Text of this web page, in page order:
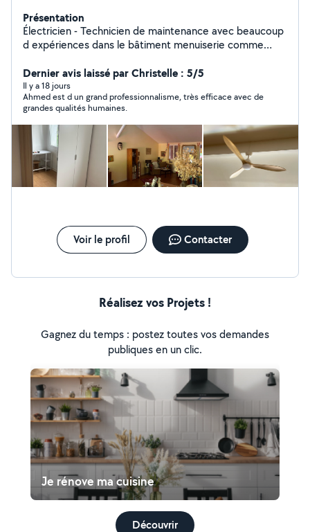
Présentation
Électricien - Technicien de maintenance avec beaucoup
d expériences dans le bâtiment menuiserie comme
courant fort /faible. Neuf et rénovation - mise en norme
NF15/100 - installations interphone . visiophone . -
installation portail électrique . - installation VMC . -
installation VDI ( câblage informatique ) . - mise a la
terre . - installation camera vidéo surveillance . _
installation alarme intrusion . - installation maintenance
entretien clim , chaudière , pompe a chaleur - pose
porte , fenêtre , plinthe , escalier . - poser de cuisine .
monter meuble .levier . plaque induction, four - monter
Dernier avis laissé par Christelle : 5/5
Il y a 18 jours
Ahmed est d un grand professionnalisme, très efficace avec de
grandes qualités humaines.
Voir le profil Contacter
Réalisez vos Projets !
Gagnez du temps : postez toutes vos demandes
publiques en un clic.
Je rénove ma cuisine
Découvrir